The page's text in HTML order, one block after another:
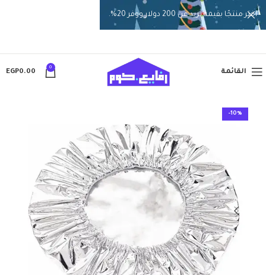
القائمة
0
EGP0.00
-10%
اختر منتجًا بقيمة تزيد عن 200 دولار ووفر 20%.